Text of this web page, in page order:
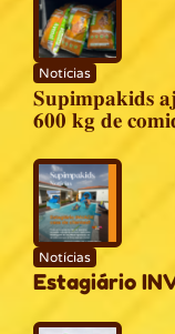
Notícias
𝐒𝐮𝐩𝐢𝐦𝐩𝐚𝐤𝐢𝐝𝐬
𝟔𝟎𝟎 𝐤𝐠 𝐝𝐞
Notícias
Estagiário